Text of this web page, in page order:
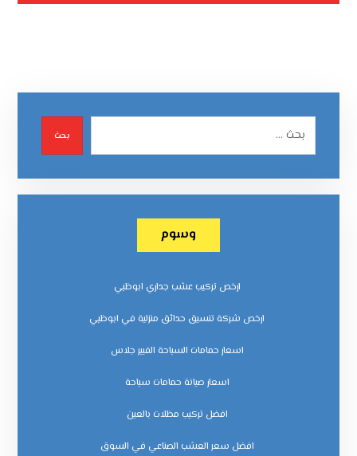
بحث
وسوم
ارخص تركيب عشب جداري ابوظبي
ارخص شركة تنسيق حدائق منزلية في ابوظبي
اسعار حمامات السباحة الفيبر جلاس
اسعار صيانة حمامات سباحة
افضل تركيب مظلات بالعين
افضل سعر العشب الصناعي في السوق